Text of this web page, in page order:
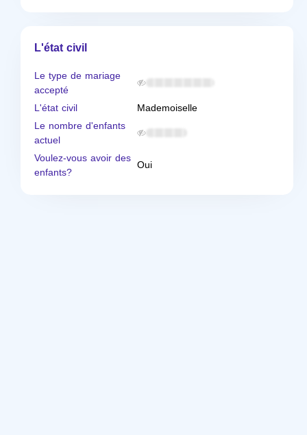
L'état civil
Le type de mariage
accepté
L'état civil
Mademoiselle
Le nombre d'enfants
actuel
Voulez-vous avoir des
enfants? Oui